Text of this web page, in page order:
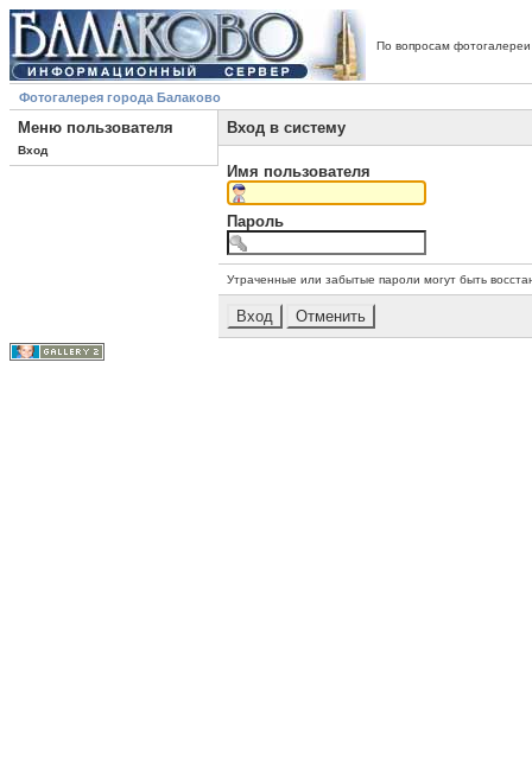
По вопросам
Фотогалерея города Балаково
Меню пользователя
Вход
Вход в систему
Имя пользователя
Пароль
Утраченные или забытые пароли могут быть